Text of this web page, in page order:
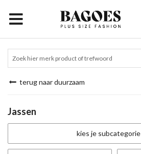
terug naar duurzaam
Jassen
kies je subcategorie